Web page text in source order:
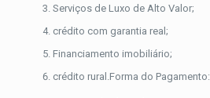
Serviços de Luxo de Alto Valor;
crédito com garantia real;
Financiamento imobiliário;
crédito rural.Forma do Pagamento: